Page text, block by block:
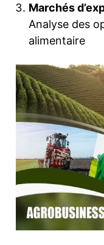
Marchés
Analyse des
alimentaire